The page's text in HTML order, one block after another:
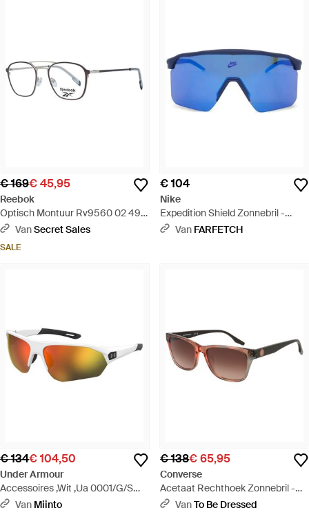
€ 169€ 45,95
Reebok
Optisch Montuur Rv9560 02 49 -
Metallic
VanSecret Sales
SALE
€ 104
Nike
Expedition Shield Zonnebril -
Blauw
Van FARFETCH
€ 134€ 104,50
Under Armour
Accessoires ,Wit ,Ua 0001/G/S
Zonnebril - Wit
Van Miinto
€ 138€ 65,95
Converse
Acetaat Rechthoek Zonnebril -
BruinVanTo Be Dressed